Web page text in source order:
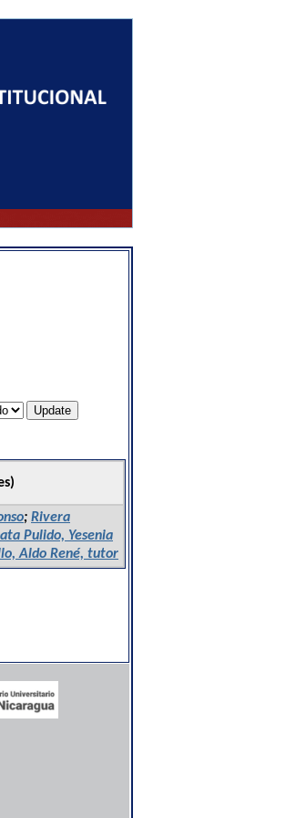
; Rivera
Pulido, Yesenia
Aldo René, tutor